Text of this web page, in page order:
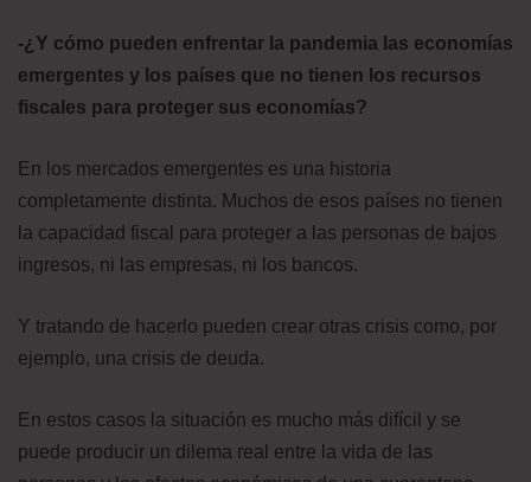
-¿Y cómo pueden enfrentar la pandemia las economías
emergentes y los países que no tienen los recursos
fiscales para proteger sus economías?
En los mercados emergentes es una historia
completamente distinta. Muchos de esos países no tienen
la capacidad fiscal para proteger a las personas de bajos
ingresos, ni las empresas, ni los bancos.
Y tratando de hacerlo pueden crear otras crisis como, por
ejemplo, una crisis de deuda.
En estos casos la situación es mucho más difícil y se
puede producir un dilema real entre la vida de las